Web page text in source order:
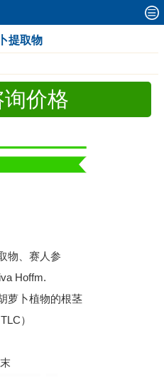
提取物
价格
物、赛人参
Hoffm.
萝卜植物的根茎
）